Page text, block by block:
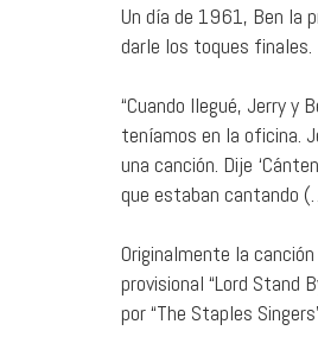
Un día de 1961, Ben la
darle los toques finales.
“Cuando llegué, Jerry y
teníamos en la oficina.
una canción. Dije
que estaban cantando
Originalmente la
provisional “Lord Stand
por “The Staples